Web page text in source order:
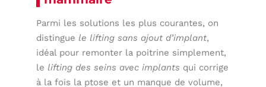
Parmi les solutions les plus courantes, on
distingue le lifting sans ajout d’implant,
idéal pour remonter la poitrine simplement,
le lifting des seins avec implants qui corrige
à la fois la ptose et un manque de volume,